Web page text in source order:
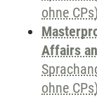
ohne CPs)
Affairs
ohne CPs)